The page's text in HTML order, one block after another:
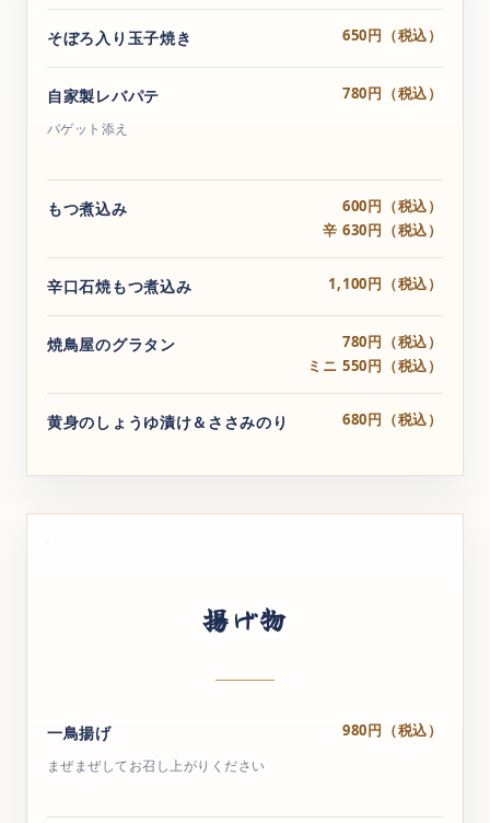
そぼろ入り玉子焼き 650円（税込）
自家製レバパテ 780円（税込）
バゲット添え
もつ煮込み
600円（税込）
辛 630円（税込）
辛口石焼もつ煮込み 1,100円（税込）
焼鳥屋のグラタン
780円（税込）
ミニ 550円（税込）
黄身のしょうゆ漬け＆ささみのり 680円（税込）
揚げ物
一鳥揚げ 980円（税込）
まぜまぜしてお召し上がりください